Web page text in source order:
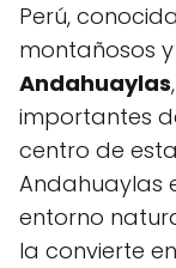
Perú,
montañosos
Andahuaylas
importantes
centro de
Andahuaylas
entorno
la convierte